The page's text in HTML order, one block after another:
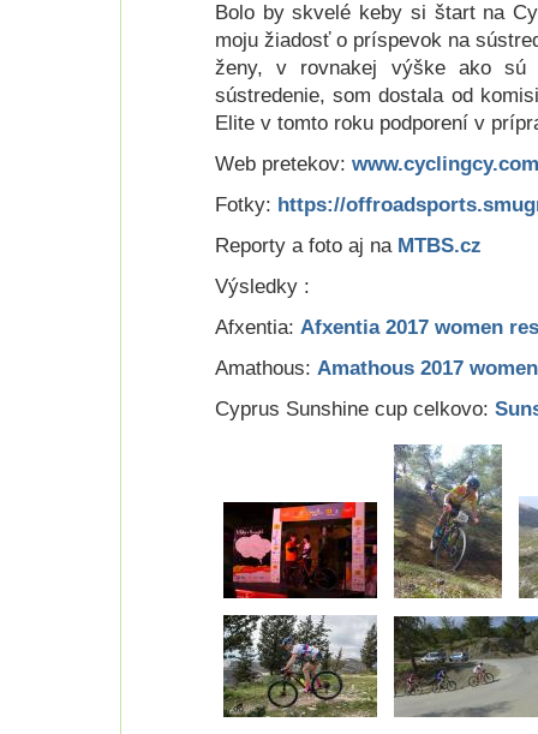
Bolo by skvelé keby si štart na
moju žiadosť o príspevok na
ženy, v rovnakej výške ako sú
sústredenie, som dostala od
Elite v tomto roku podporení v
Web pretekov: www.cyclingcy.com
Fotky: https://
Reporty a foto aj na MTBS.cz
Výsledky :
Afxentia: Afxentia 2017 women
Amathous: Amathous 2017
Cyprus Sunshine cup celkovo: